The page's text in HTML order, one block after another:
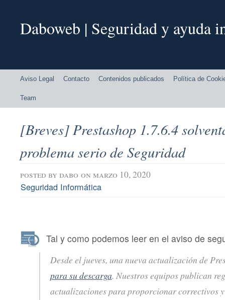
Daboweb | Seguridad y ayuda
Aviso Legal Contacto Contenidos publicados Política de
Team
[Breves] Prestashop 1.7.6.4
problema serio de Seguridad
posted by dabo on marzo 10, 2020
Seguridad Informática
Tal y como podemos leer en el aviso de
Desde el jueves, una nueva actualización de
para su descarga. Nuestros equipos publican
actualizaciones para proporcionar correctivos